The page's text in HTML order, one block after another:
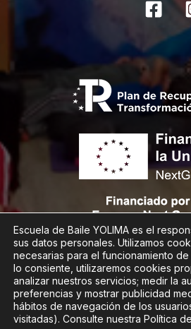
Copyright © Desarrollado por
Política de cookies,Política
Escuela de Baile YOLIMA es el
sus datos personales. Utilizamos
necesarias para el funcionamiento
lo consiente, utilizaremos cookies
analizar nuestros servicios; medir la
preferencias y mostrar publicidad
hábitos de navegación de los
visitadas). Consulte nuestra Política